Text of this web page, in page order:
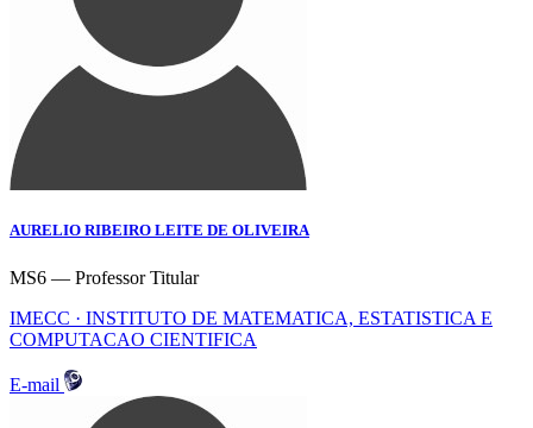
AURELIO RIBEIRO LEITE DE OLIVEIRA
MS6 — Professor Titular
IMECC · INSTITUTO DE MATEMATICA, ESTATISTICA E
COMPUTACAO CIENTIFICA
E-mail